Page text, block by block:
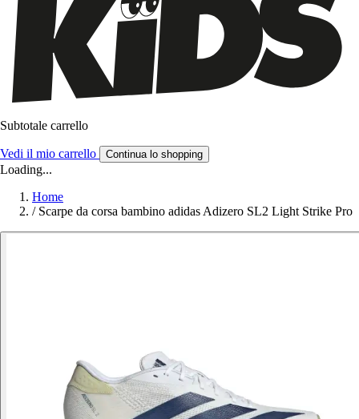
Subtotale carrello
Vedi il mio carrello Continua lo shopping
Loading...
Home
/ Scarpe da corsa bambino adidas Adizero SL2 Light Strike Pro